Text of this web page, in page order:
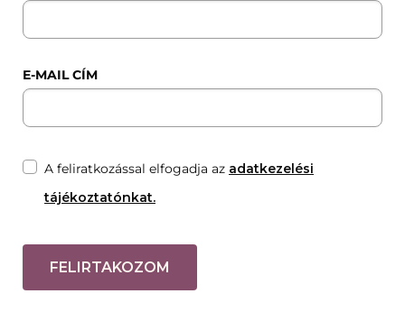
E-MAIL CÍM
A feliratkozással elfogadja az adatkezelési
tájékoztatónkat.
FELIRTAKOZOM